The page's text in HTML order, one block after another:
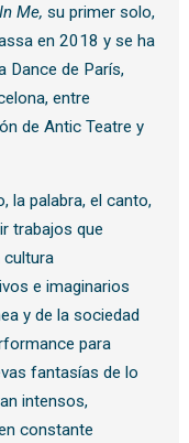
Me, su primer solo,
en 2018 y se ha
Dance de París,
entre
de Antic Teatre y
la palabra, el canto,
trabajos que
cultura
e imaginarios
y de la sociedad
para
fantasías de lo
intensos,
constante